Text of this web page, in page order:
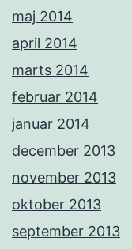
maj 2014
april 2014
marts 2014
februar 2014
januar 2014
december 2013
november 2013
oktober 2013
september 2013